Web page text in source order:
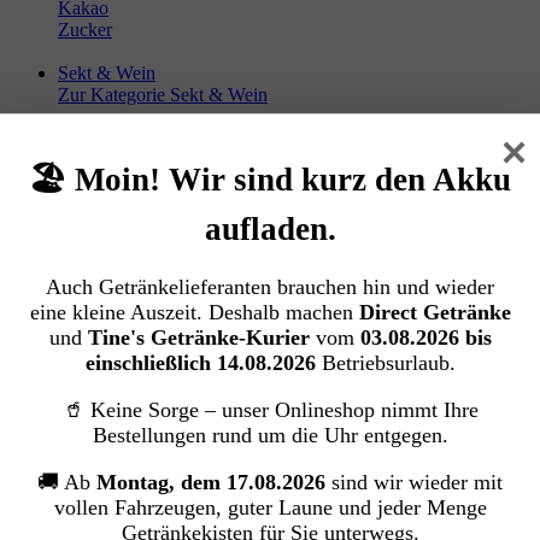
Kakao
Zucker
Sekt & Wein
Zur Kategorie Sekt & Wein
Wein
Zur Kategorie Snack & Haushalt
Süßwaren
Gebäck und Snacks
Drogerie
Menü schließen
Drogerie
×
🏖️ Moin! Wir sind kurz den Akku
aufladen.
Auch Getränkelieferanten brauchen hin und wieder
eine kleine Auszeit. Deshalb machen Direct Getränke
und Tine's Getränke-Kuriervom 03.08.2026 bis
einschließlich 14.08.2026Betriebsurlaub.
🥤 Keine Sorge – unser Onlineshop nimmt Ihre
Bestellungen rund um die Uhr entgegen.
🚚 Ab Montag, dem 17.08.2026 sind wir wieder mit
vollen Fahrzeugen, guter Laune und jeder Menge
Getränkekisten für Sie unterwegs.